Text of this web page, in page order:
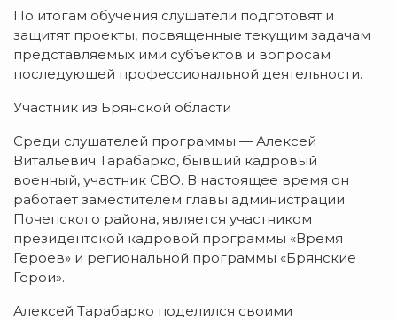
По итогам обучения слушатели подготовят и
защитят проекты, посвященные текущим задачам
представляемых ими субъектов и вопросам
последующей профессиональной деятельности.
Участник из Брянской области
Среди слушателей программы — Алексей
Витальевич Тарабарко, бывший кадровый
военный, участник СВО. В настоящее время он
работает заместителем главы администрации
Почепского района, является участником
президентской кадровой программы «Время
Героев» и региональной программы «Брянские
Герои».
Алексей Тарабарко поделился своими